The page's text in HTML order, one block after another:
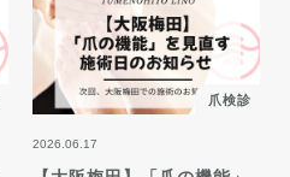
爪検診
2026.06.17